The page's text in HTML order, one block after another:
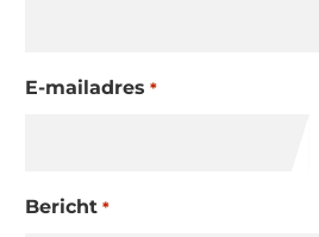
E-mailadres *
Bericht *